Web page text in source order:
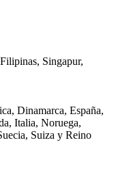
Singapur,
Dinamarca, España,
Italia, Noruega,
Suiza y Reino